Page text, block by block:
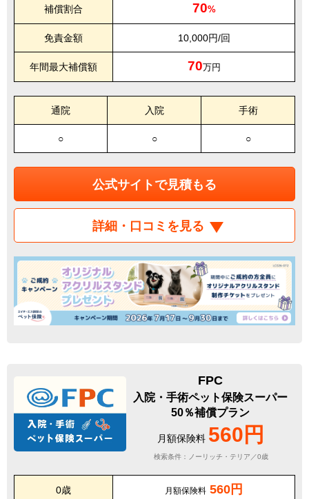
補償割合 70%
免責金額 10,000円/回
年間最大補償額 70万円
通院 入院 手術
○ ○ ○
公式サイトで見積もる
詳細・口コミを見る
FPC
入院・手術ペット保険スーパー
50％補償プラン
月額保険料 560円
検索条件：ノーリッチ・テリア／0歳
0歳 月額保険料 560円